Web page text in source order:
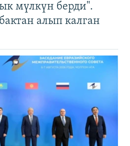
мүлкүн берди".
алып калган